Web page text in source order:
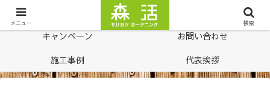
キャンペーン
お問い合わせ
施工事例
代表挨拶
メニュー 検索